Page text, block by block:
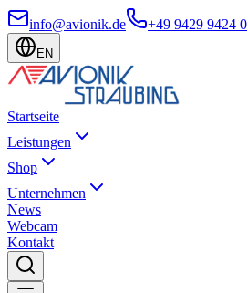
info@avionik.de +49 9429 9424 0
EN
Startseite
Leistungen
Shop
Unternehmen
News
Webcam
Kontakt